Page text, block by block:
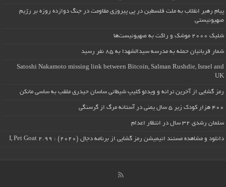
پیام رهبر انقلاب به ملت فلسطین در پی پیروزی مقاومت در جنگ دوازده روزه بر رژیم
صهیونیستی
شلیک ۲۰۰۰ موشک و راکت به صهیونیست‌ها
شمار قربانیان حمله به مدرسه سیدالشهدا به ۸۵ نفر رسید
Satoshi Nakamoto missing link between Bitcoin, Salman Rushdie, Israel and
UK
رمز گشایی از آخرین ترانه و ویدئو کلیپ شیطانی ساسان حیدری ملقب به ساسی مانکن
۴۰۰ هزار کودک زیر ۵ سال یمنی در آستانه مرگ از گرسنگی
سلمان رشدی ۳۲ سال در انتظار اعدام
دانلود و مشاهده مستند انیمیشن رمز گشایی از برنامه دجال (۲۰۲۰) : I, Pet Goat 2.99